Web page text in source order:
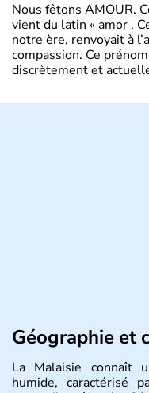
Nous fêtons AMOUR.
vient du latin « amor .
notre ère, renvoyait à
compassion. Ce
discrètement et
Géographie et
La Malaisie connaît
humide, caractérisé